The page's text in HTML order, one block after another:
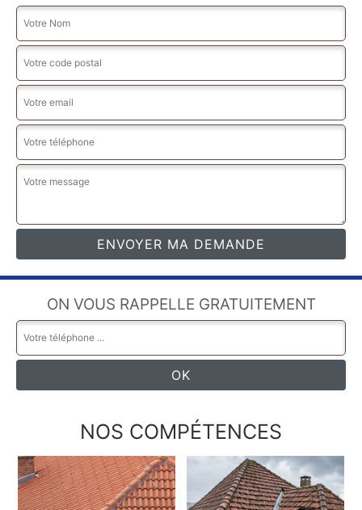
ON VOUS RAPPELLE GRATUITEMENT
NOS COMPÉTENCES